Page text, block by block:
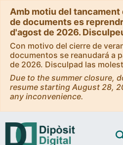
Amb motiu del
de documents es
d'agost de 2026.
Con motivo del cierre de
documentos se reanudará a
de 2026. Disculpad las
Due to the summer closure,
resume starting August 28,
any inconvenience.